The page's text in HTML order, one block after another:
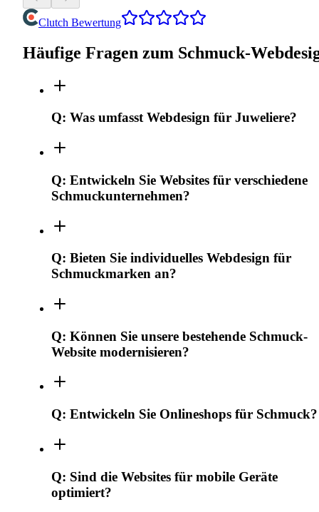
Clutch Bewertung
Häufige Fragen zum Schmuck-
Q: Was umfasst Webdesign für Juweliere?
Q: Entwickeln Sie Websites für verschiedene
Schmuckunternehmen?
Q: Bieten Sie individuelles Webdesign für
Schmuckmarken an?
Q: Können Sie unsere bestehende Schmuck-
Website modernisieren?
Q: Entwickeln Sie Onlineshops für Schmuck?
Q: Sind die Websites für mobile Geräte
optimiert?